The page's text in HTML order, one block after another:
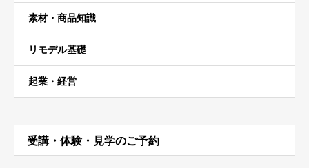
素材・商品知識
リモデル基礎
起業・経営
受講・体験・見学のご予約